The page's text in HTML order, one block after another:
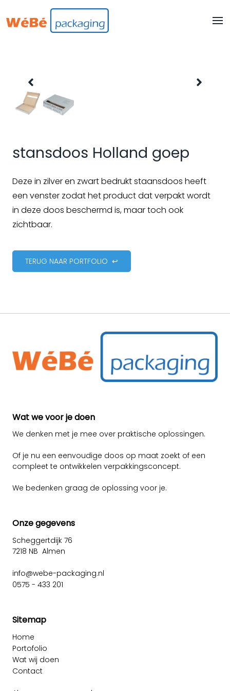
stansdoos Holland goep
Deze in zilver en zwart bedrukt staansdoos heeft
een venster zodat het product dat verpakt wordt
in deze doos beschermd is, maar toch ook
zichtbaar.
TERUG NAAR PORTFOLIO ↩
Wat we voor je doen
We denken met je mee over praktische oplossingen.
Of je nu een eenvoudige doos op maat zoekt of een
compleet te ontwikkelen verpakkingsconcept.
We bedenken graag de oplossing voor je.
Onze gegevens
Scheggertdijk 76
7218 NB Almen
info@webe-packaging.nl
0575 - 433 201
Sitemap
Home
Portofolio
Wat wij doen
Contact